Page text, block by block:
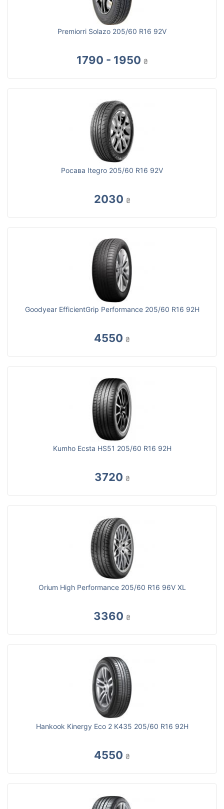
Premiorri Solazo 205/60 R16 92V
1790 - 1950 ₴
Росава Itegro 205/60 R16 92V
2030 ₴
Goodyear EfficientGrip Performance 205/60 R16 92H
4550 ₴
Kumho Ecsta HS51 205/60 R16 92H
3720 ₴
Orium High Performance 205/60 R16 96V XL
3360 ₴
Hankook Kinergy Eco 2 K435 205/60 R16 92H
4550 ₴